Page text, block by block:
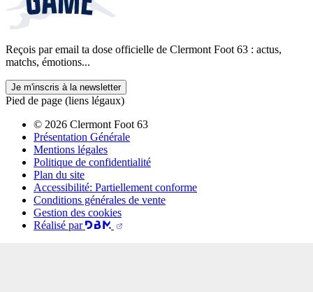
Reçois par email ta dose officielle de Clermont Foot 63 : actus,
matchs, émotions...
Je m'inscris à la newsletter
Pied de page (liens légaux)
© 2026 Clermont Foot 63
Présentation Générale
Mentions légales
Politique de confidentialité
Plan du site
Accessibilité: Partiellement conforme
Conditions générales de vente
Gestion des cookies
Réalisé par